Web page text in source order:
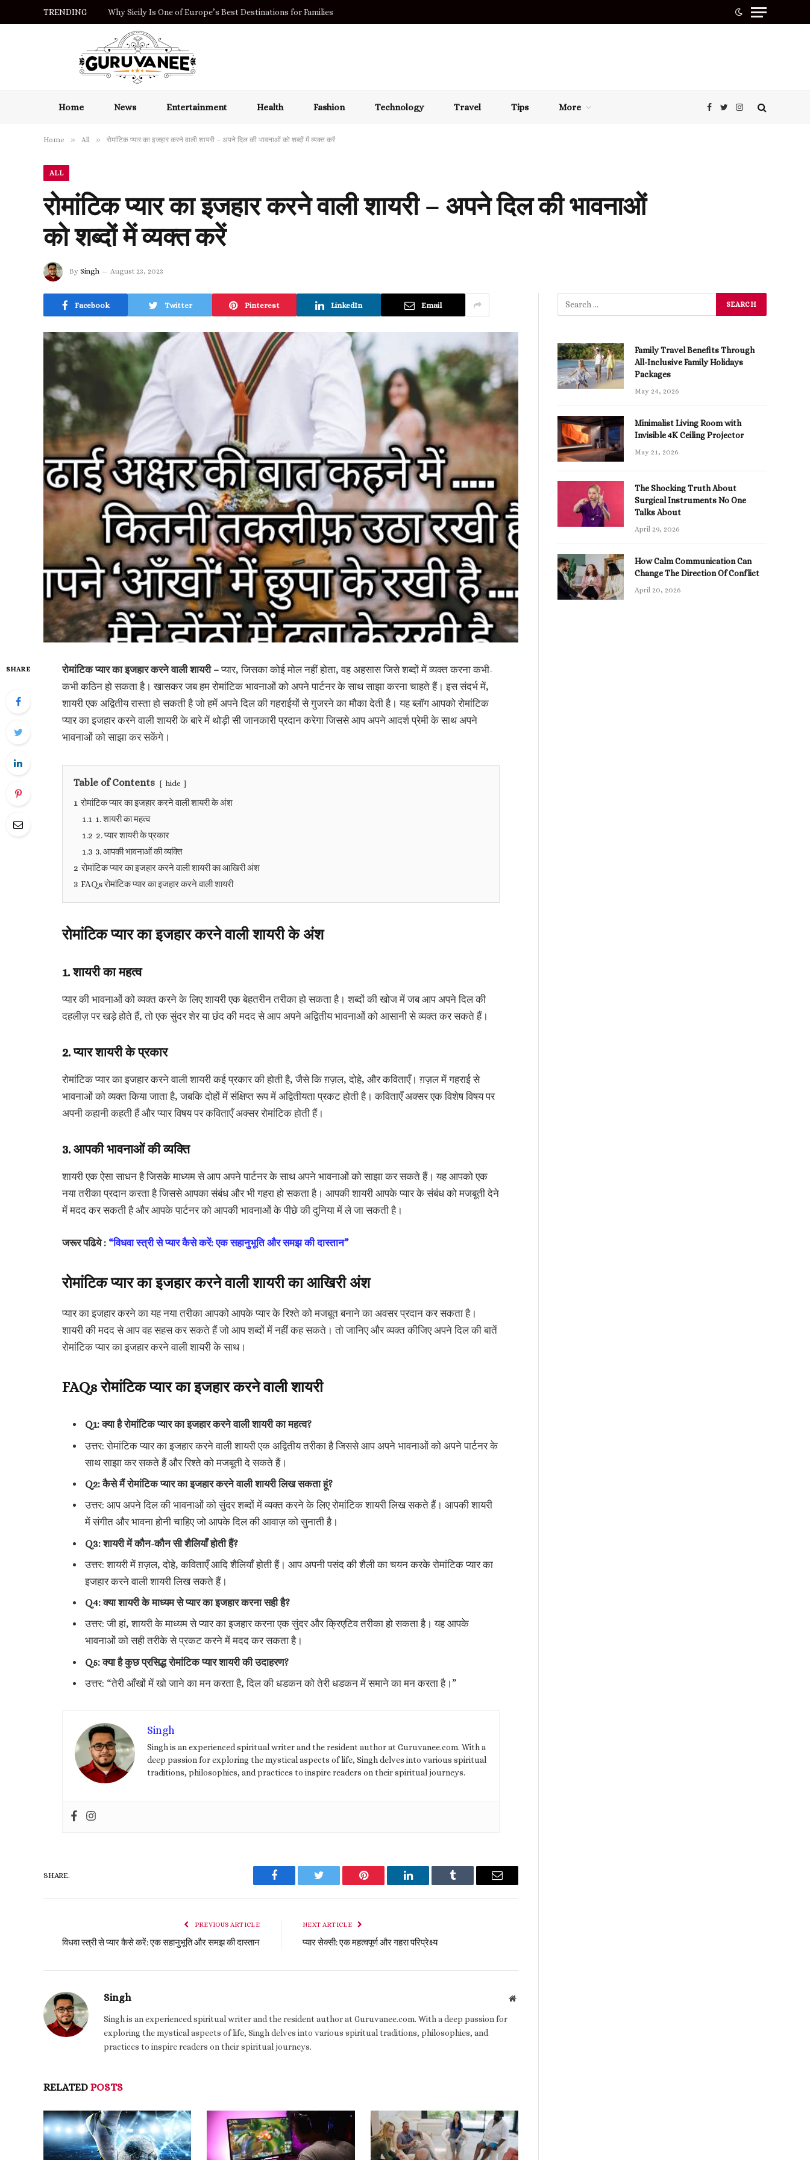
TRENDING Why Sicily Is One of Europe’s Best Destinations for Families
Home News Entertainment Health Fashion Technology Travel Tips More Facebook
TwitterInstagram
Home » All » रोमांटिक प्यार का इजहार करने वाली शायरी – अपने दिल की भावनाओं को शब्दों में व्यक्त करें
ALL
रोमांटिक प्यार का इजहार करने वाली शायरी – अपने दिल की भावनाओं
को शब्दों में व्यक्त करें
By Singh August 23, 2023
Facebook Twitter Pinterest LinkedIn Email
SHARE रोमांटिक प्यार का इजहार करने वाली शायरी –प्यार, जिसका कोई मोल नहीं होता, वह अहसास जिसे शब्दों में व्यक्त करना कभी-
कभी कठिन हो सकता है। खासकर जब हम रोमांटिक भावनाओं को अपने पार्टनर के साथ साझा करना चाहते हैं। इस संदर्भ में,
शायरी एक अद्वितीय रास्ता हो सकती है जो हमें अपने दिल की गहराईयों से गुजरने का मौका देती है। यह ब्लॉग आपको रोमांटिक
प्यार का इजहार करने वाली शायरी के बारे में थोड़ी सी जानकारी प्रदान करेगा जिससे आप अपने आदर्श प्रेमी के साथ अपने
भावनाओं को साझा कर सकेंगे।
Table of Contents hide
1 रोमांटिक प्यार का इजहार करने वाली शायरी के अंश
1.1 1. शायरी का महत्व
1.2 2. प्यार शायरी के प्रकार
1.3 3. आपकी भावनाओं की व्यक्ति
2 रोमांटिक प्यार का इजहार करने वाली शायरी का आखिरी अंश
3 FAQs रोमांटिक प्यार का इजहार करने वाली शायरी
रोमांटिक प्यार का इजहार करने वाली शायरी के अंश
1. शायरी का महत्व
प्यार की भावनाओं को व्यक्त करने के लिए शायरी एक बेहतरीन तरीका हो सकता है। शब्दों की खोज में जब आप अपने दिल की
दहलीज़ पर खड़े होते हैं, तो एक सुंदर शेर या छंद की मदद से आप अपने अद्वितीय भावनाओं को आसानी से व्यक्त कर सकते हैं।
2. प्यार शायरी के प्रकार
रोमांटिक प्यार का इजहार करने वाली शायरी कई प्रकार की होती है, जैसे कि ग़ज़ल, दोहे, और कविताएँ। ग़ज़ल में गहराई से
भावनाओं को व्यक्त किया जाता है, जबकि दोहों में संक्षिप्त रूप में अद्वितीयता प्रकट होती है। कविताएँ अक्सर एक विशेष विषय पर
अपनी कहानी कहती हैं और प्यार विषय पर कविताएँ अक्सर रोमांटिक होती हैं।
3. आपकी भावनाओं की व्यक्ति
शायरी एक ऐसा साधन है जिसके माध्यम से आप अपने पार्टनर के साथ अपने भावनाओं को साझा कर सकते हैं। यह आपको एक
नया तरीका प्रदान करता है जिससे आपका संबंध और भी गहरा हो सकता है। आपकी शायरी आपके प्यार के संबंध को मजबूती देने
में मदद कर सकती है और आपके पार्टनर को आपकी भावनाओं के पीछे की दुनिया में ले जा सकती है।
जरूर पढिये : “विधवा स्त्री से प्यार कैसे करें: एक सहानुभूति और समझ की दास्तान”
रोमांटिक प्यार का इजहार करने वाली शायरी का आखिरी अंश
प्यार का इजहार करने का यह नया तरीका आपको आपके प्यार के रिश्ते को मजबूत बनाने का अवसर प्रदान कर सकता है।
शायरी की मदद से आप वह सहस कर सकते हैं जो आप शब्दों में नहीं कह सकते। तो जानिए और व्यक्त कीजिए अपने दिल की बातें
रोमांटिक प्यार का इजहार करने वाली शायरी के साथ।
FAQs रोमांटिक प्यार का इजहार करने वाली शायरी
Q1: क्या है रोमांटिक प्यार का इजहार करने वाली शायरी का महत्व?
उत्तर: रोमांटिक प्यार का इजहार करने वाली शायरी एक अद्वितीय तरीका है जिससे आप अपने भावनाओं को अपने पार्टनर के
साथ साझा कर सकते हैं और रिश्ते को मजबूती दे सकते हैं।
Q2: कैसे मैं रोमांटिक प्यार का इजहार करने वाली शायरी लिख सकता हूं?
उत्तर: आप अपने दिल की भावनाओं को सुंदर शब्दों में व्यक्त करने के लिए रोमांटिक शायरी लिख सकते हैं। आपकी शायरी
में संगीत और भावना होनी चाहिए जो आपके दिल की आवाज़ को सुनाती है।
Q3: शायरी में कौन-कौन सी शैलियाँ होती हैं?
उत्तर: शायरी में ग़ज़ल, दोहे, कविताएँ आदि शैलियाँ होती हैं। आप अपनी पसंद की शैली का चयन करके रोमांटिक प्यार का
इजहार करने वाली शायरी लिख सकते हैं।
Q4: क्या शायरी के माध्यम से प्यार का इजहार करना सही है?
उत्तर: जी हां, शायरी के माध्यम से प्यार का इजहार करना एक सुंदर और क्रिएटिव तरीका हो सकता है। यह आपके
भावनाओं को सही तरीके से प्रकट करने में मदद कर सकता है।
Q5: क्या है कुछ प्रसिद्ध रोमांटिक प्यार शायरी की उदाहरण?
उत्तर: “तेरी आँखों में खो जाने का मन करता है, दिल की धडकन को तेरी धडकन में समाने का मन करता है।”
Singh
Singh is an experienced spiritual writer and the resident author at Guruvanee.com. With a
deep passion for exploring the mystical aspects of life, Singh delves into various spiritual
traditions, philosophies, and practices to inspire readers on their spiritual journeys.
SHARE.
Facebook Twitter Pinterest LinkedIn Tumblr Email
PREVIOUS ARTICLE
विधवा स्त्री से प्यार कैसे करें: एक सहानुभूति और समझ की दास्तान
NEXT ARTICLE
प्यार सेक्सी: एक महत्वपूर्ण और गहरा परिप्रेक्ष्य
Singh Website
Singh is an experienced spiritual writer and the resident author at Guruvanee.com. With a deep passion for
exploring the mystical aspects of life, Singh delves into various spiritual traditions, philosophies, and
practices to inspire readers on their spiritual journeys.
RELATED POSTS
Family Travel Benefits Through
All-Inclusive Family Holidays
Packages
May 24, 2026
Minimalist Living Room with
Invisible 4K Ceiling Projector
May 21, 2026
The Shocking Truth About
Surgical Instruments No One
Talks About
April 29, 2026
How Calm Communication Can
Change The Direction Of Conflict
April 20, 2026